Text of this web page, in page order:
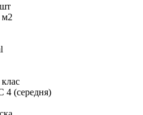
м2
4 (середня)